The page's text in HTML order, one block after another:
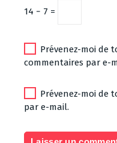
14 − 7 =
Prévenez-moi de
commentaires par e-
Prévenez-moi de
par e-mail.